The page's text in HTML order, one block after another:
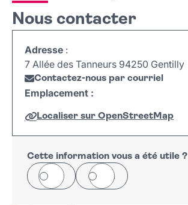
Nous contacter
Adresse :
7 Allée des Tanneurs 94250 Gentilly
Contactez-nous par courriel
Emplacement :
Localiser sur OpenStreetMap
+
−
Leaflet
Cette information vous a été utile ?
Oui Non